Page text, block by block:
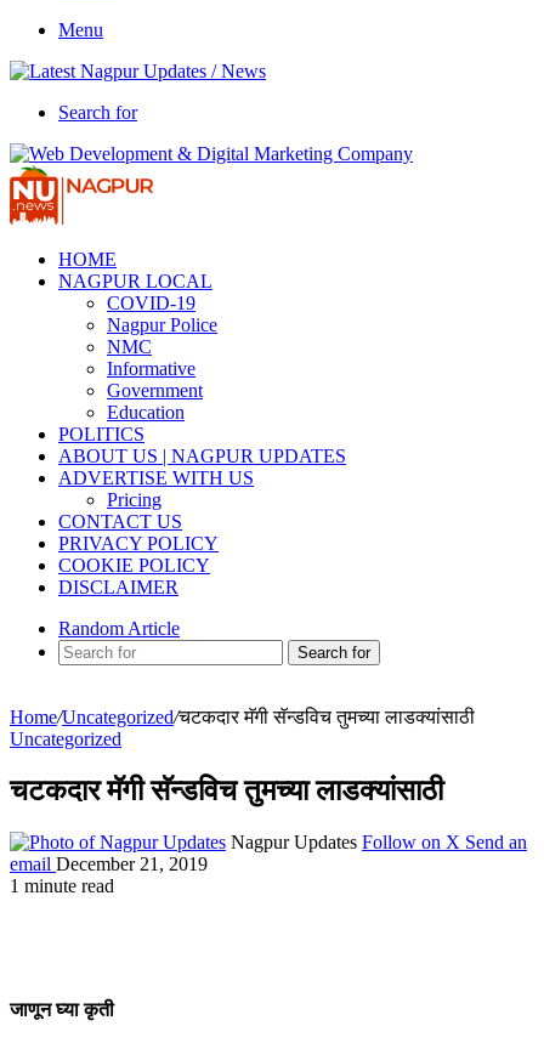
Menu
Search for
HOME
NAGPUR LOCAL
COVID-19
Nagpur Police
NMC
Informative
Government
Education
POLITICS
ABOUT US | NAGPUR UPDATES
ADVERTISE WITH US
Pricing
CONTACT US
PRIVACY POLICY
COOKIE POLICY
DISCLAIMER
Random Article
Search for
Home/Uncategorized/चटकदार मॅगी सॅन्डविच तुमच्या लाडक्यांसाठी
Uncategorized
चटकदार मॅगी सॅन्डविच तुमच्या लाडक्यांसाठी
Nagpur Updates Follow on X Send an
email December 21, 2019
1 minute read
जाणून घ्या कृती